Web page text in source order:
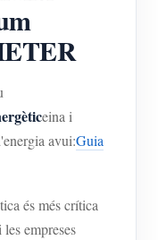
solar fotovoltaic
fotovoltaica
eina i
avui:Guia
és més crítica
empreses